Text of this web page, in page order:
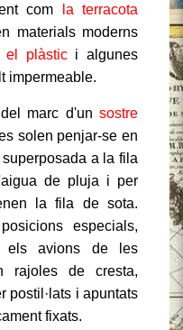
com
la terracota
materials moderns
el plàstici algunes
impermeable.
marc d'un sostre
solen penjar-se en
a la fila
de pluja i per
la fila de sota.
especials,
els avions de les
rajoles de cresta,
postil·lats i apuntats
fixats.